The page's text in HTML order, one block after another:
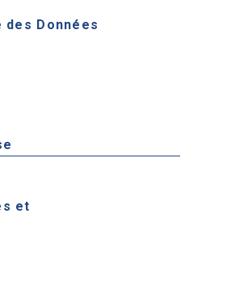
Données
et